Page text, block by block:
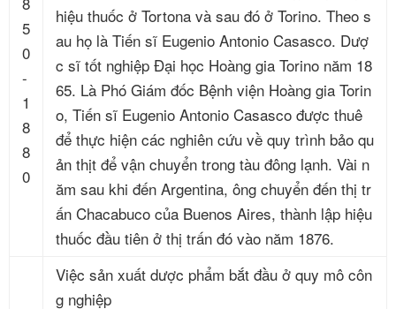
5
0
-
1
8
8
0
hiệu thuốc ở Tortona và sau đó ở Torino. Theo s
au họ là Tiến sĩ Eugenio Antonio Casasco. Dượ
c sĩ tốt nghiệp Đại học Hoàng gia Torino năm 18
65. Là Phó Giám đốc Bệnh viện Hoàng gia Torin
o, Tiến sĩ Eugenio Antonio Casasco được thuê
để thực hiện các nghiên cứu về quy trình bảo qu
ản thịt để vận chuyển trong tàu đông lạnh. Vài n
ăm sau khi đến Argentina, ông chuyển đến thị tr
ấn Chacabuco của Buenos Aires, thành lập hiệu
thuốc đầu tiên ở thị trấn đó vào năm 1876.
Việc sản xuất dược phẩm bắt đầu ở quy mô côn
g nghiệp